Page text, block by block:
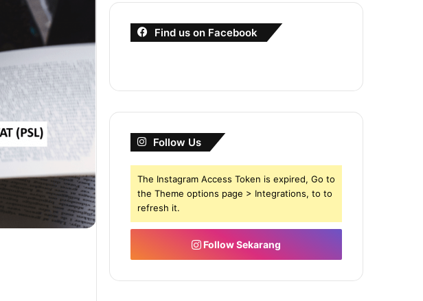
Find us on Facebook
Follow Us
The Instagram Access Token is expired, Go to
the Theme options page > Integrations, to to
refresh it.
Follow Sekarang